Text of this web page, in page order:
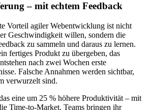
– mit echtem Feedback
Vorteil agiler Webentwicklung ist nicht
Geschwindigkeit willen, sondern die
zu sammeln und daraus zu lernen.
fertiges Produkt zu übergeben, das
nach zwei Wochen erste
Falsche Annahmen werden sichtbar,
verwurzelt sind.
eine um 25 % höhere Produktivität – mit
Time-to-Market. Teams bringen ihr